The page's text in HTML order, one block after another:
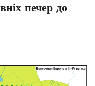
печер до